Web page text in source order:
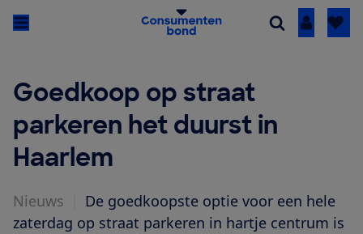
Inloggen
Goedkoop op straat
parkeren het duurst in
Haarlem
Nieuws
De goedkoopste optie voor een hele
zaterdag op straat parkeren in hartje centrum is